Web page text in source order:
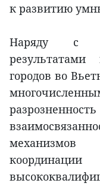
к развитию
Наряду с
городов во